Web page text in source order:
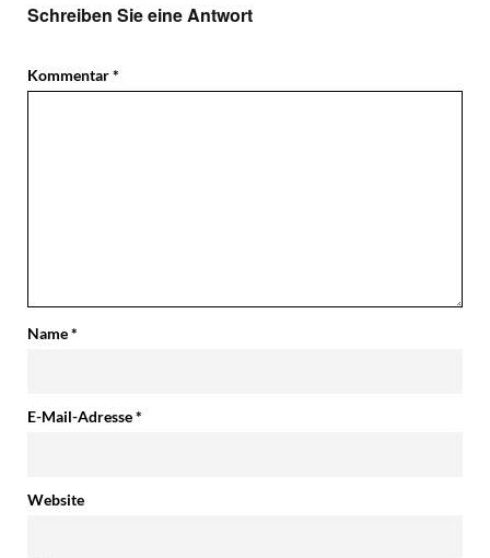
Schreiben Sie eine Antwort
Kommentar*
Name*
E-Mail-Adresse*
Website